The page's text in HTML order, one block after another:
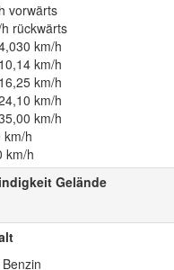
vorwärts
rückwärts
km/h
km/h
km/h
km/h
km/h
km/h
km/h
Gelände